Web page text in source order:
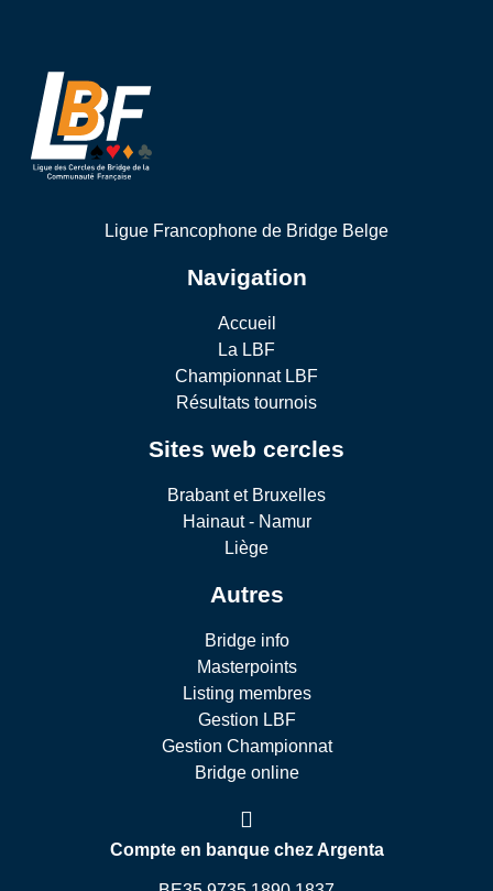
Ligue Francophone de Bridge Belge
Navigation
Accueil
La LBF
Championnat LBF
Résultats tournois
Sites web cercles
Brabant et Bruxelles
Hainaut - Namur
Liège
Autres
Bridge info
Masterpoints
Listing membres
Gestion LBF
Gestion Championnat
Bridge online
Compte en banque chez Argenta